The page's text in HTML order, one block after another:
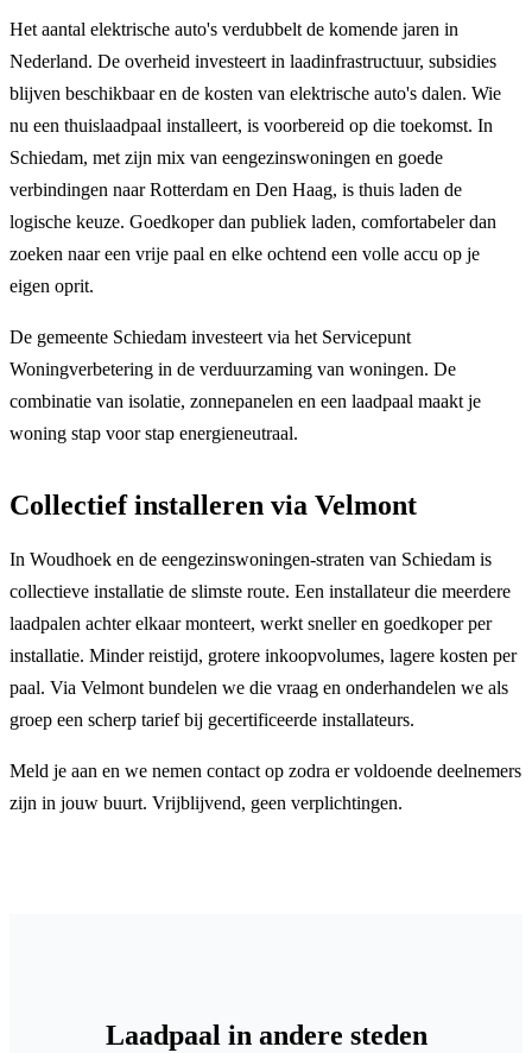
Het aantal elektrische auto's verdubbelt de komende jaren in
Nederland. De overheid investeert in laadinfrastructuur, subsidies
blijven beschikbaar en de kosten van elektrische auto's dalen. Wie
nu een thuislaadpaal installeert, is voorbereid op die toekomst. In
Schiedam, met zijn mix van eengezinswoningen en goede
verbindingen naar Rotterdam en Den Haag, is thuis laden de
logische keuze. Goedkoper dan publiek laden, comfortabeler dan
zoeken naar een vrije paal en elke ochtend een volle accu op je
eigen oprit.
De gemeente Schiedam investeert via het Servicepunt
Woningverbetering in de verduurzaming van woningen. De
combinatie van isolatie, zonnepanelen en een laadpaal maakt je
woning stap voor stap energieneutraal.
Collectief installeren via Velmont
In Woudhoek en de eengezinswoningen-straten van Schiedam is
collectieve installatie de slimste route. Een installateur die meerdere
laadpalen achter elkaar monteert, werkt sneller en goedkoper per
installatie. Minder reistijd, grotere inkoopvolumes, lagere kosten per
paal. Via Velmont bundelen we die vraag en onderhandelen we als
groep een scherp tarief bij gecertificeerde installateurs.
Meld je aan en we nemen contact op zodra er voldoende deelnemers
zijn in jouw buurt. Vrijblijvend, geen verplichtingen.
Laadpaal in andere steden